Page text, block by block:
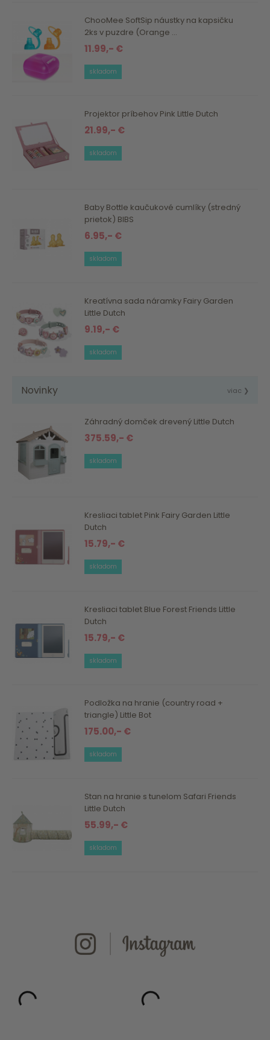
ChooMee SoftSip náustky na kapsičku
2ks v puzdre (Orange ...
11.99,- €
skladom
Projektor príbehov Pink Little Dutch
21.99,- €
skladom
Baby Bottle kaučukové cumlíky (stredný
prietok) BIBS
6.95,- €
skladom
Kreatívna sada náramky Fairy Garden
Little Dutch
9.19,- €
skladom
Novinky viac ❯
Záhradný domček drevený Little Dutch
375.59,- €
skladom
Kresliaci tablet Pink Fairy Garden Little
Dutch
15.79,- €
skladom
Kresliaci tablet Blue Forest Friends Little
Dutch
15.79,- €
skladom
Podložka na hranie (country road +
triangle) Little Bot
175.00,- €
skladom
Stan na hranie s tunelom Safari Friends
Little Dutch
55.99,- €
skladom